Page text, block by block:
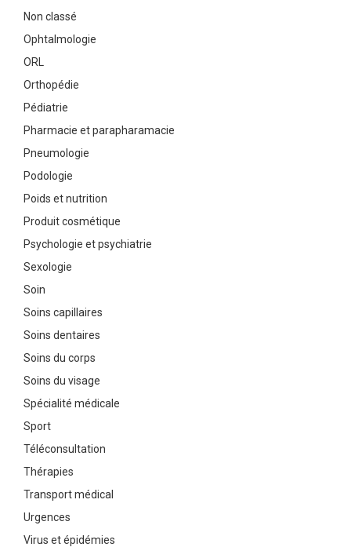
Non classé
Ophtalmologie
ORL
Orthopédie
Pédiatrie
Pharmacie et parapharamacie
Pneumologie
Podologie
Poids et nutrition
Produit cosmétique
Psychologie et psychiatrie
Sexologie
Soin
Soins capillaires
Soins dentaires
Soins du corps
Soins du visage
Spécialité médicale
Sport
Téléconsultation
Thérapies
Transport médical
Urgences
Virus et épidémies